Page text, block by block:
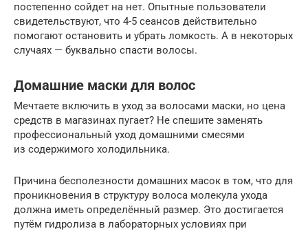
постепенно сойдет на нет. Опытные пользователи
свидетельствуют, что 4-5 сеансов действительно
помогают остановить и убрать ломкость. А в некоторых
случаях — буквально спасти волосы.
Домашние маски для волос
Мечтаете включить в уход за волосами маски, но цена
средств в магазинах пугает? Не спешите заменять
профессиональный уход домашними смесями
из содержимого холодильника.
Причина бесполезности домашних масок в том, что для
проникновения в структуру волоса молекула ухода
должна иметь определённый размер. Это достигается
путём гидролиза в лабораторных условиях при